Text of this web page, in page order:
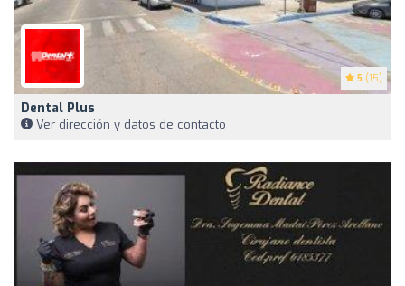
5 (15)
Dental Plus
Ver dirección y datos de contacto